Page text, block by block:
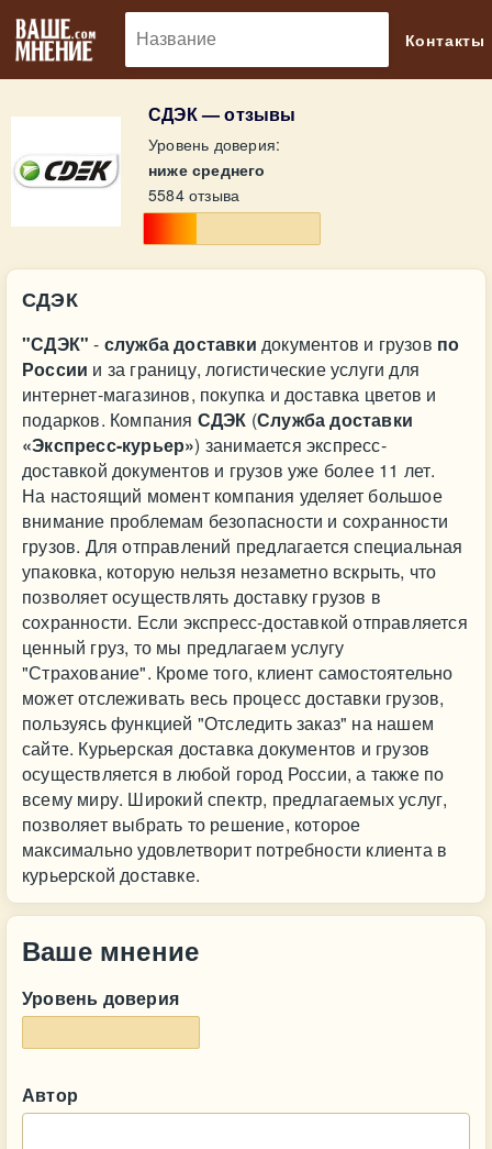
Контакты
СДЭК — отзывы
Уровень доверия:
ниже среднего
5584 отзыва
СДЭК
"СДЭК" - служба доставки документов и грузов по
России и за границу, логистические услуги для
интернет-магазинов, покупка и доставка цветов и
подарков. Компания СДЭК (Служба доставки
«Экспресс-курьер») занимается экспресс-
доставкой документов и грузов уже более 11 лет.
На настоящий момент компания уделяет большое
внимание проблемам безопасности и сохранности
грузов. Для отправлений предлагается специальная
упаковка, которую нельзя незаметно вскрыть, что
позволяет осуществлять доставку грузов в
сохранности. Если экспресс-доставкой отправляется
ценный груз, то мы предлагаем услугу
"Страхование". Кроме того, клиент самостоятельно
может отслеживать весь процесс доставки грузов,
пользуясь функцией "Отследить заказ" на нашем
сайте. Курьерская доставка документов и грузов
осуществляется в любой город России, а также по
всему миру. Широкий спектр, предлагаемых услуг,
позволяет выбрать то решение, которое
максимально удовлетворит потребности клиента в
курьерской доставке.
Ваше мнение
Уровень доверия
Автор